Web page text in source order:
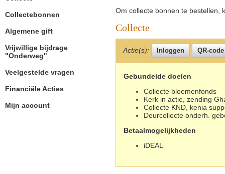
Om collecte bonnen te bestellen,
Collecte
Actie(s):
Gebundelde doelen
Collecte bloemenfonds
Kerk in actie, zending
Collecte KND, kenia
Deurcollecte onderh.
Betaalmogelijkheden
iDEAL
Collectebonnen
Algemene gift
Vrijwillige bijdrage
"Onderweg"
Veelgestelde vragen
Financiële Acties
Mijn account